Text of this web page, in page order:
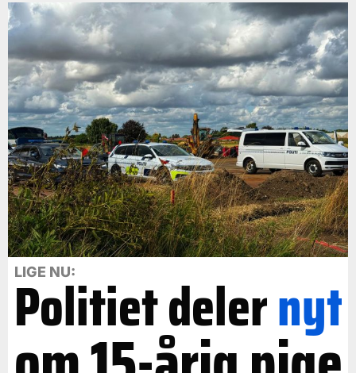
LIGE NU:
Politiet delernyt